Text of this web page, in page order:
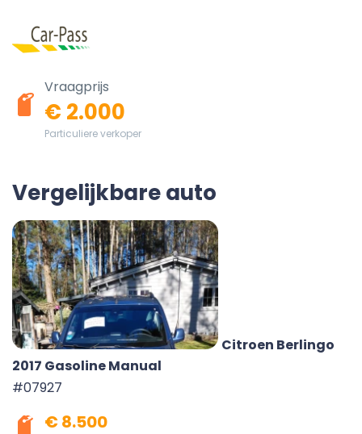
Vraagprijs
€ 2.000
Particuliere verkoper
Vergelijkbare auto
Citroen Berlingo
2017 Gasoline Manual
#07927
€ 8.500